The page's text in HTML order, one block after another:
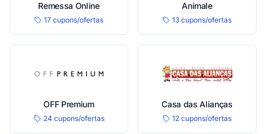
Remessa Online
17 cupons/ofertas
Animale
13 cupons/ofertas
OFF Premium
24 cupons/ofertas
Casa das Alianças
12 cupons/ofertas